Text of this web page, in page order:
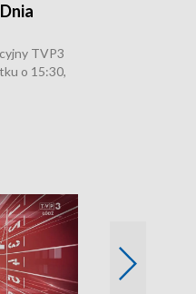
TVP3
o 15:30,